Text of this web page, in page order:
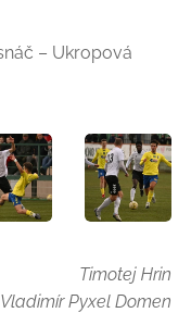
– Ukropová
Timotej Hrin
Pyxel Domen